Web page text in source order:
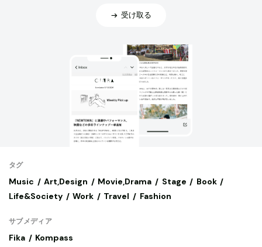
受け取る
タグ
Music Art,Design Movie,Drama Stage
Book
Life&Society
Work Travel Fashion
サブメディア
Fika Kompass